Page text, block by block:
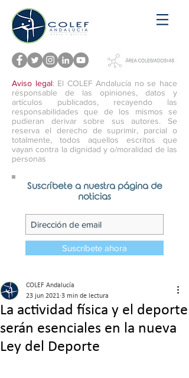
Aviso legal: El COLEF Andalucía no se hace
responsable de las opiniones, datos y
artículos publicados, recayendo las
responsabilidades que de los mismos se
pudieran derivar sobre sus autores. Se
reserva el derecho de suprimir, parcial o
totalmente, todos aquellos escritos que
vayan contra la dignidad y o/moralidad de las
personas
Suscríbete a nuestra página de
noticias
Suscríbete ahora
La actividad física y el deporte
serán esenciales en la nueva
Ley del Deporte
COLEF Andalucía
23 jun 2021 3 min de lectura